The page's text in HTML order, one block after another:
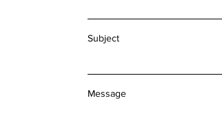
Subject
Message